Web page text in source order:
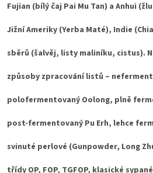
Fujian (bílý čaj Pai Mu Tan) a Anhui
Jižní Ameriky (Yerba Maté), Indie
sběrů (šalvěj, listy maliníku, cistus).
způsoby zpracování listů –
polofermentovaný Oolong, plně
post-fermentovaný Pu Erh, lehce
svinuté perlové (Gunpowder, Long
třídy OP, FOP, TGFOP, klasické